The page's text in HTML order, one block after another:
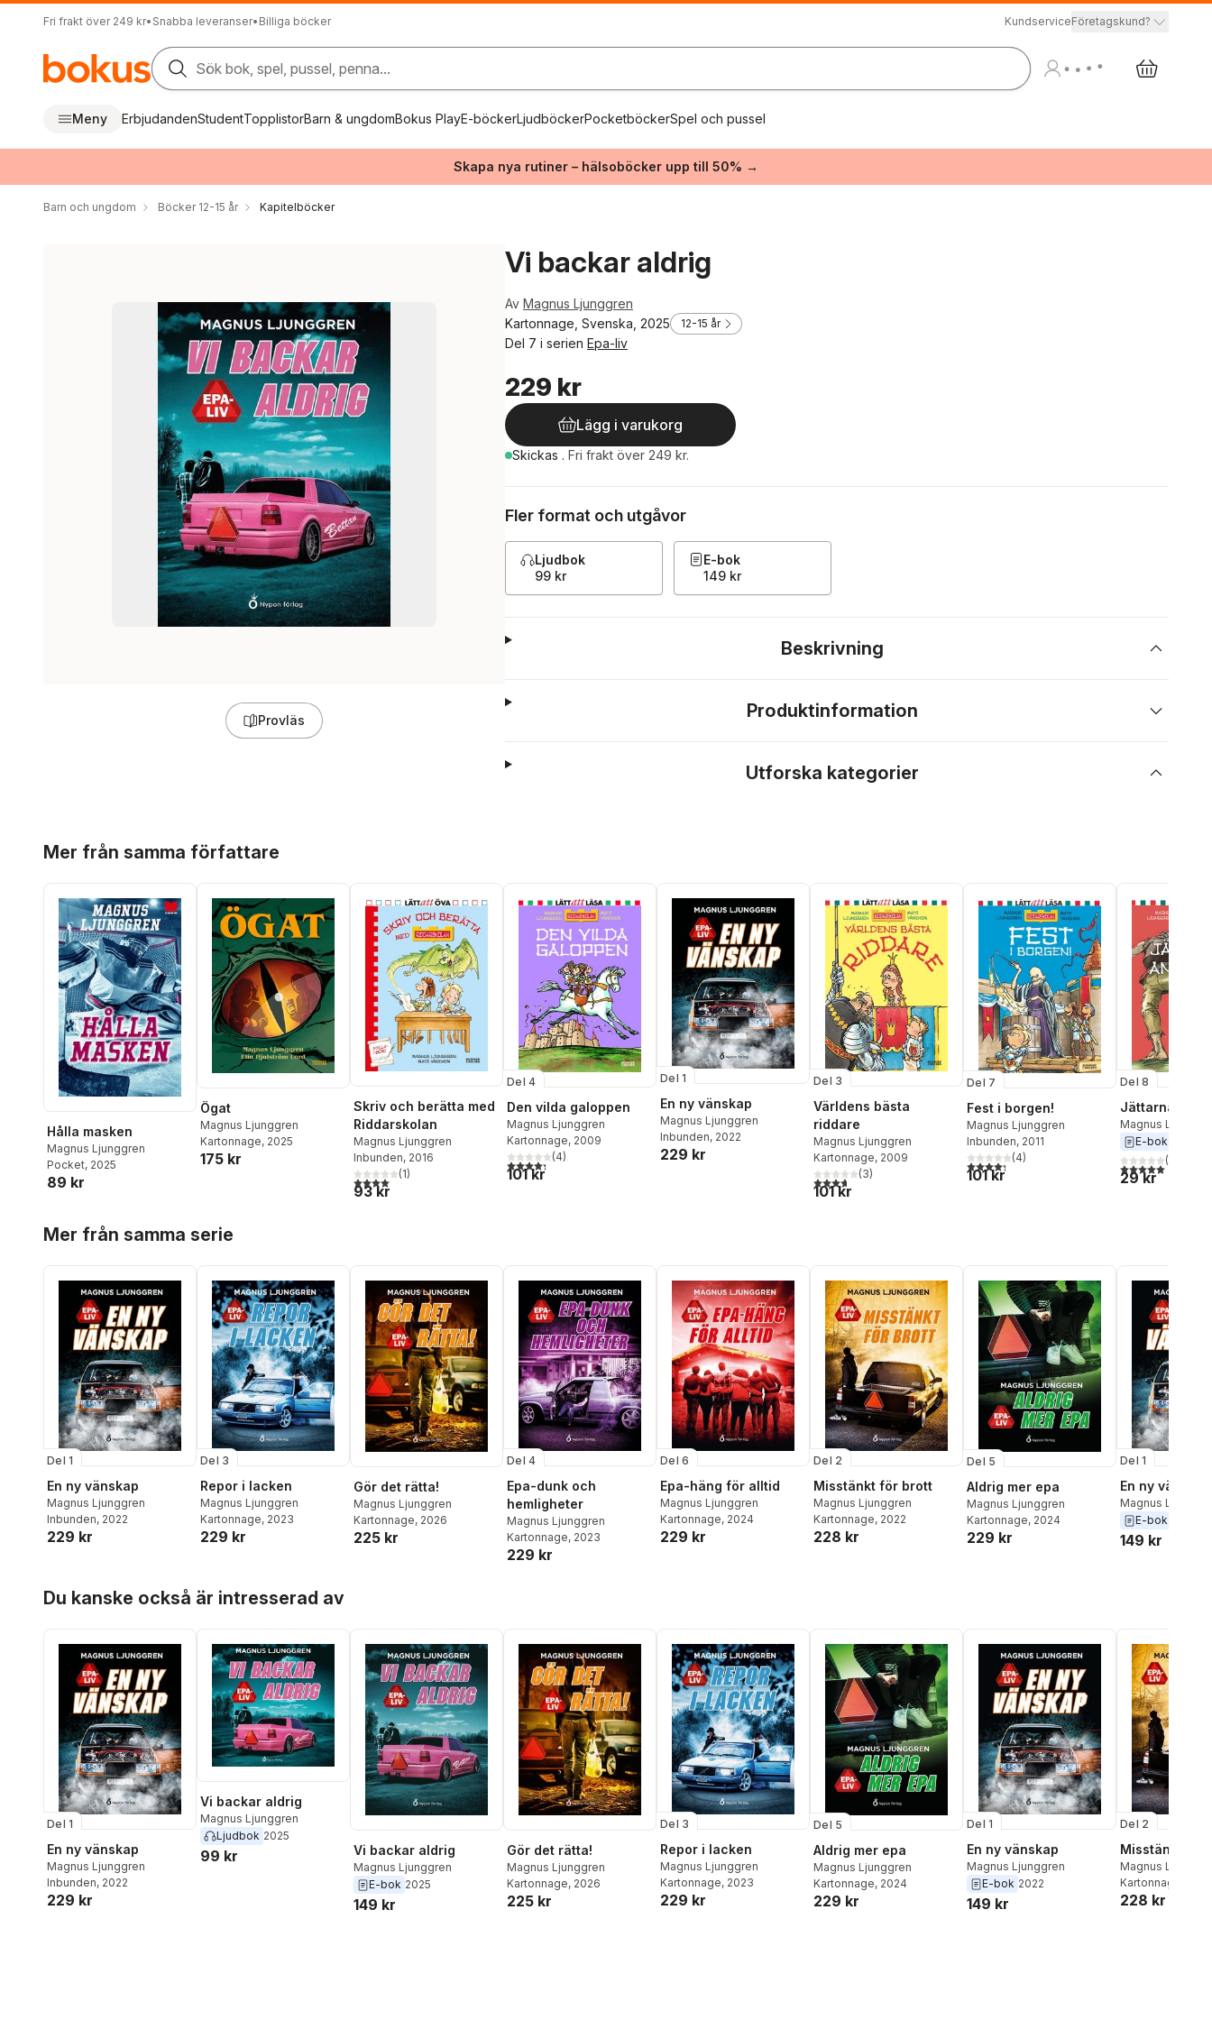
Fri frakt över 249 kr• Snabba leveranser• Billiga böcker KundserviceFöretagskund?
Sök bok, spel, pussel, penna...
Meny ErbjudandenStudentTopplistorBarn & ungdomBokus PlayE-böckerLjudböckerPocketböckerSpel och pussel
Skapa nya rutiner – hälsoböcker upp till 50% →
Barn och ungdom Böcker 12-15 år Kapitelböcker
Provläs
Vi backar aldrig
Av Magnus Ljunggren
Kartonnage, Svenska, 2025
12-15 år
Del 7 i serien Epa-liv
229 kr
Lägg i varukorg
Skickas . Fri frakt över 249 kr.
Fler format och utgåvor
Ljudbok
99 kr
E-bok
149 kr
Beskrivning
Produktinformation
Utforska kategorier
Mer från samma författare
Hålla masken
Magnus Ljunggren
Pocket, 2025
89 kr
Ögat
Magnus Ljunggren
Kartonnage, 2025
175 kr
Skriv och berätta med
Riddarskolan
Magnus Ljunggren
Inbunden, 2016
4,0utav 5 stjärnor. Totalt antal röster:
(1)
93 kr
Del 4
Den vilda galoppen
Magnus Ljunggren
Kartonnage, 2009
4,3utav 5 stjärnor. Totalt antal röster:
(4)
101 kr
Del 1
En ny vänskap
Magnus Ljunggren
Inbunden, 2022
229 kr
Del 3
Världens bästa
riddare
Magnus Ljunggren
Kartonnage, 2009
3,7utav 5 stjärnor. Totalt antal röster:
(3)
101 kr
Del 7
Fest i borgen!
Magnus Ljunggren
Inbunden, 2011
4,3utav 5 stjärnor. Totalt antal röster:
(4)
101 kr
Del 8
Jättarna
Magnus
E-bok
5,0utav 5(
29 kr
Mer från samma serie
Del 1
En ny vänskap
Magnus Ljunggren
Inbunden, 2022
229 kr
Del 3
Repor i lacken
Magnus Ljunggren
Kartonnage, 2023
229 kr
Gör det rätta!
Magnus Ljunggren
Kartonnage, 2026
225 kr
Del 4
Epa-dunk och
hemligheter
Magnus Ljunggren
Kartonnage, 2023
229 kr
Del 6
Epa-häng för alltid
Magnus Ljunggren
Kartonnage, 2024
229 kr
Del 2
Misstänkt för brott
Magnus Ljunggren
Kartonnage, 2022
228 kr
Del 5
Aldrig mer epa
Magnus Ljunggren
Kartonnage, 2024
229 kr
Del 1
En ny vänskap
Magnus
E-bok
149 kr
Du kanske också är intresserad av
Del 1
En ny vänskap
Magnus Ljunggren
Inbunden, 2022
229 kr
Vi backar aldrig
Magnus Ljunggren
Ljudbok 2025
99 kr Vi backar aldrig
Magnus Ljunggren
E-bok 2025
149 kr
Gör det rätta!
Magnus Ljunggren
Kartonnage, 2026
225 kr
Del 3
Repor i lacken
Magnus Ljunggren
Kartonnage, 2023
229 kr
Del 5
Aldrig mer epa
Magnus Ljunggren
Kartonnage, 2024
229 kr
Del 1
En ny vänskap
Magnus Ljunggren
E-bok 2022
149 kr
Del 2
Misstänkt för
Magnus
Kartonnage
228 kr